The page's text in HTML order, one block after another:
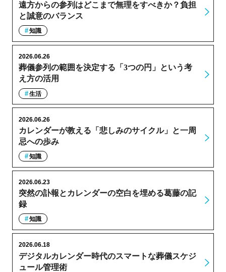
遠方からの参列はどこまで無理をすべきか？負担
と誠意のバランス
知識
葬儀参列の範囲を決定する「3つの円」という考
え方の活用
2026.06.26
生活
カレンダーが教える「悲しみのサイクル」と一周
忌への歩み
2026.06.26
知識
突然の訃報とカレンダーの空白を埋める葛藤の記
録
2026.06.23
知識
デジタルカレンダー時代のスマートな葬儀スケジ
ュール管理術
2026.06.18